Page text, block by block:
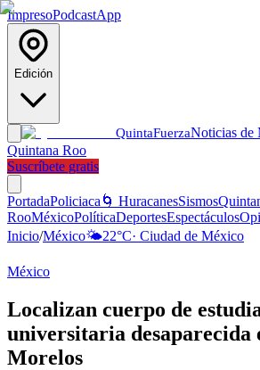
ImpresoPodcastApp
Edición
QuintaFuerzaNoticias de
Quintana Roo
Suscríbete gratis
PortadaPoliciaca 🌀 HuracanesSismos
RooMéxicoPolíticaDeportesEspectáculos
Inicio/México🌤️22°C· Ciudad de México
México
Localizan cuerpo de
universitaria desaparecida
Morelos